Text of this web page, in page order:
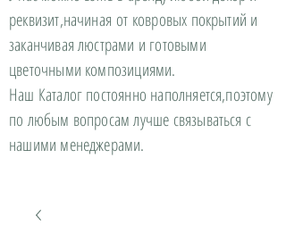
реквизит,начиная от ковровых покрытий и
заканчивая люстрами и готовыми
цветочными композициями.
Наш Каталог постоянно наполняется,поэтому
по любым вопросам лучше связываться с
нашими менеджерами.